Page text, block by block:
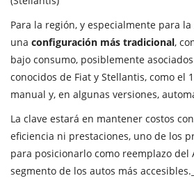
Para la región, y especialmente para
una configuración más tradicional,
bajo consumo, posiblemente
conocidos de Fiat y Stellantis, como el
manual y, en algunas versiones,
La clave estará en mantener costos
eficiencia ni prestaciones, uno de los
para posicionarlo como reemplazo del
segmento de los autos más